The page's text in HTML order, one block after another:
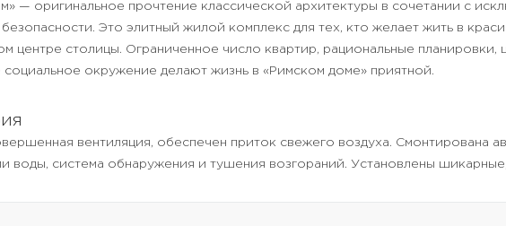
— оригинальное прочтение классической архитектуры в сочетании с
Это элитный жилой комплекс для тех, кто желает жить в
центре столицы. Ограниченное число квартир, рациональные планировки,
окружение делают жизнь в «Римском доме» приятной.
вентиляция, обеспечен приток свежего воздуха. Смонтирована
воды, система обнаружения и тушения возгораний. Установлены